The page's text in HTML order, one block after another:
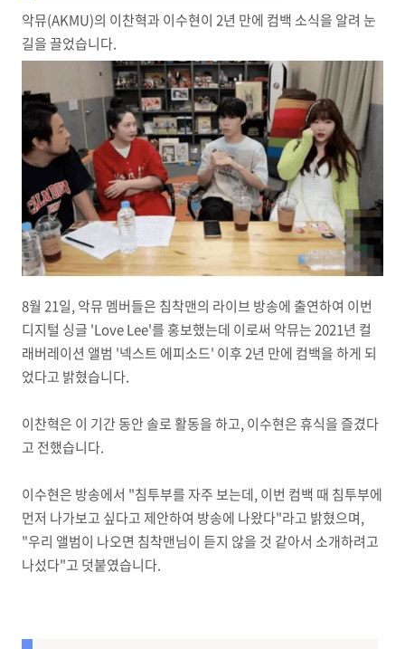
악뮤(AKMU)의 이찬혁과 이수현이 2년 만에 컴백 소식을 알려 눈
길을 끌었습니다.
8월 21일, 악뮤 멤버들은 침착맨의 라이브 방송에 출연하여 이번
디지털 싱글 'Love Lee'를 홍보했는데 이로써 악뮤는 2021년 컬
래버레이션 앨범 '넥스트 에피소드' 이후 2년 만에 컴백을 하게 되
었다고 밝혔습니다.
이찬혁은 이 기간 동안 솔로 활동을 하고, 이수현은 휴식을 즐겼다
고 전했습니다.
이수현은 방송에서 "침투부를 자주 보는데, 이번 컴백 때 침투부에
먼저 나가보고 싶다고 제안하여 방송에 나왔다"라고 밝혔으며,
"우리 앨범이 나오면 침착맨님이 듣지 않을 것 같아서 소개하려고
나섰다"고 덧붙였습니다.